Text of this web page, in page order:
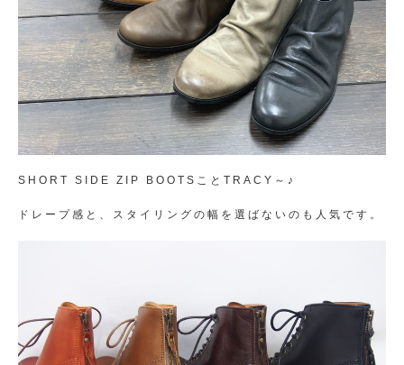
SHORT SIDE ZIP BOOTSことTRACY～♪
ドレープ感と、スタイリングの幅を選ばないのも人気です。